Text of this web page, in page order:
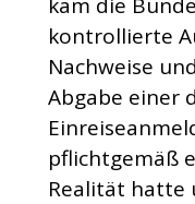
kontrollierte
Nachweise
Abgabe einer
pflichtgemäß
Realität hatte